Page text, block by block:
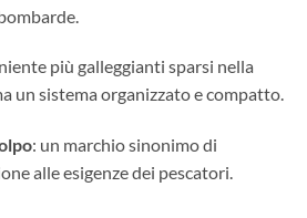
più galleggianti sparsi nella
un sistema organizzato e compatto.
: un marchio sinonimo di
alle esigenze dei pescatori.